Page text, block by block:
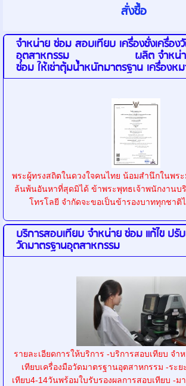
จำหน่าย ซ่อม สอบเทียบ เครื่องชั่งเครื่อง
อุตสาหกรรม ผลิต จำหน่าย
ซ่อม ให้เช่าตุ้มน้ำหนักมาตรฐาน เครื่องห
พระผู้ทรงสถิตในดวงใจคนไทย น้อมสำนึกในพ
ล้นพ้นอันหาที่สุดมิได้ ข้าพระพุทธเจ้าพนักงานบ
โทรโลยี จำกัดจะขอเป็นข้ารองบาททุกชาติ
บริการสอบเทียบ จำหน่าย ซ่อม แก้ไข ปรั
วัดมาตรฐานอุตสาหกรรม
รายละเอียดการให้บริการ -บริการสอบเทียบ จ
เทียบเครื่องมือวัดมาตรฐานอุตสาหกรรม -ระย
เทียบ4-14วันพร้อมใบรับรองผลการสอบเทียบ -ม